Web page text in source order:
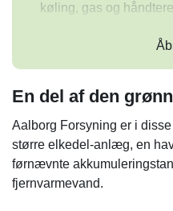
køling, gas og
Aalborg Forsyning
275 millioner kr. i 2023.
Forsyningsselskabet
Rodoverken har
mens el-kedel
og udstyret til den nye
En del af den
Aalborg Forsyning er i
større elkedel-anlæg, en
førnævnte
fjernvarmevand.